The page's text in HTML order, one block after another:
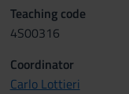
Teaching code
4S00316
Coordinator
Carlo Lottieri